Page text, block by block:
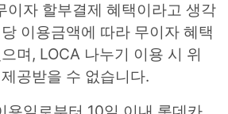
이자 할부결제 혜택이라고 생각
이용금액에 따라 무이자 혜택
며, LOCA 나누기 이용 시 위
공받을 수 없습니다.